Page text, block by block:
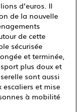
d’euros. Il
de la nouvelle
de cette
sécurisée
et terminée,
plus doux et
sont aussi
escaliers et mise
à mobilité